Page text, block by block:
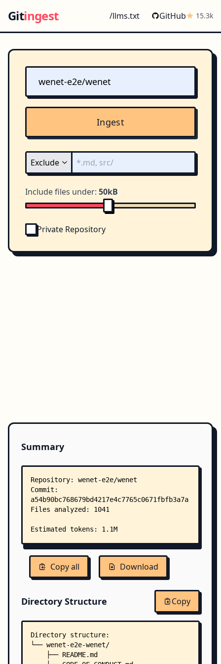
Gitingest /llms.txt GitHub 15.3k
Ingest
Include files under: 50kB
Private Repository
Summary
Copy all Download
Directory Structure Copy
Directory structure:
└── wenet-e2e-wenet/
    ├── README.md